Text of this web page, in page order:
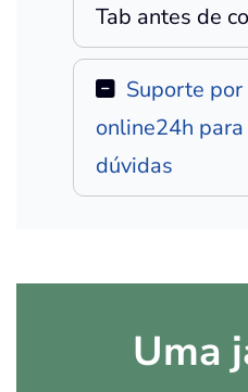
Tab antes de
Suporte
online24h
dúvidas
Uma